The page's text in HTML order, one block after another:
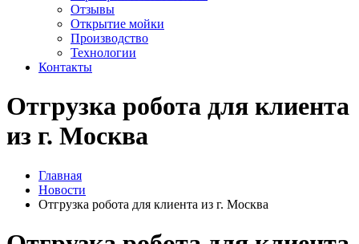
Отзывы
Открытие мойки
Производство
Технологии
Контакты
Отгрузка робота для клиента
из г. Москва
Главная
Новости
Отгрузка робота для клиента из г. Москва